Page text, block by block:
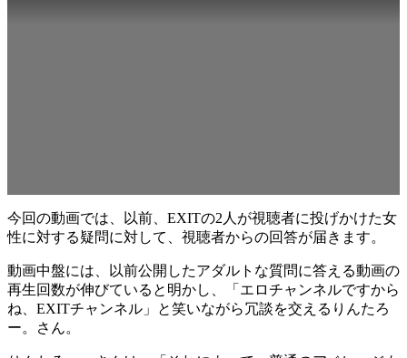
今回の動画では、以前、EXITの2人が視聴者に投げかけた女
性に対する疑問に対して、視聴者からの回答が届きます。
動画中盤には、以前公開したアダルトな質問に答える動画の
再生回数が伸びていると明かし、「エロチャンネルですから
ね、EXITチャンネル」と笑いながら冗談を交えるりんたろ
ー。さん。